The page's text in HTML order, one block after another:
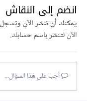
انضم إلى النقاش
يمكنك أن تنشر الآن
الآنلتنشر باسم حسابك.
أجب على هذا السؤال...